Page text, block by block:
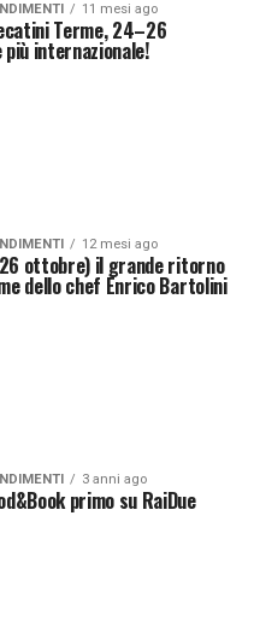
11 mesi ago
Terme, 24–26
internazionale!
12 mesi ago
ottobre) il grande ritorno
dello chef Enrico Bartolini
3 anni ago
primo su RaiDue